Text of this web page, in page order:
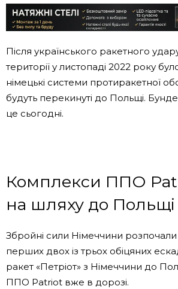
Після українського ракетного
території у листопаді 2022 року
німецькі системи протиракетної
будуть перекинуті до Польщі.
це сьогодні.
Комплекси ППО
на шляху до Польщі
Збройні сили Німеччини
перших двох із трьох обіцяних
ракет «Петріот» з Німеччини до
ППО Patriot вже в дорозі.